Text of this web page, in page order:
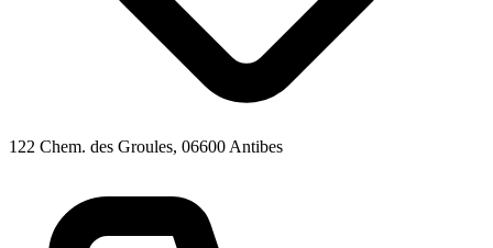
122 Chem. des Groules, 06600 Antibes